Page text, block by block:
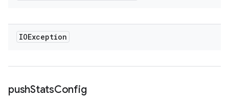
IOException
pushStatsConfig